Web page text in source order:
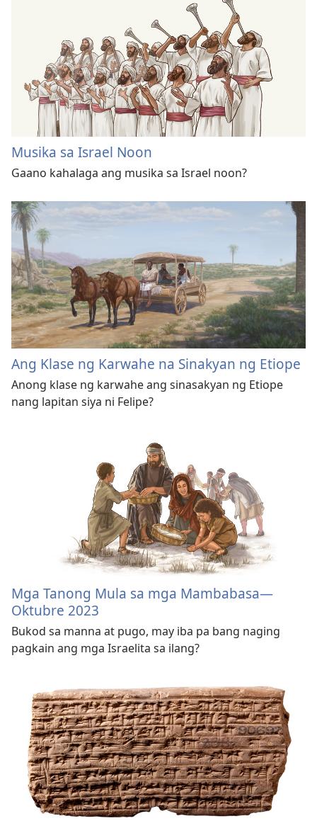
Musika sa Israel Noon
Gaano kahalaga ang musika sa Israel noon?
Ang Klase ng Karwahe na Sinakyan ng Etiope
Anong klase ng karwahe ang sinasakyan ng Etiope
nang lapitan siya ni Felipe?
Mga Tanong Mula sa mga Mambabasa​—
Oktubre 2023
Bukod sa manna at pugo, may iba pa bang naging
pagkain ang mga Israelita sa ilang?